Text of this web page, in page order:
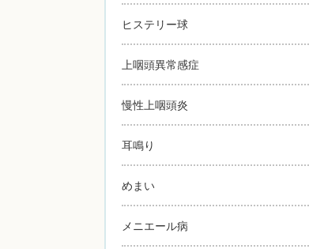
ヒステリー球
上咽頭異常感症
慢性上咽頭炎
耳鳴り
めまい
メニエール病